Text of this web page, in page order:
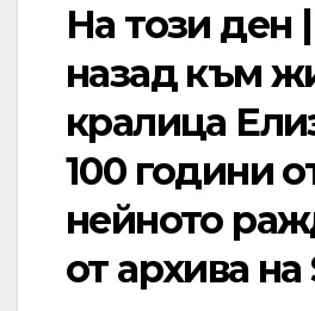
На този ден
назад към
кралица
100 години
нейното
от архива на